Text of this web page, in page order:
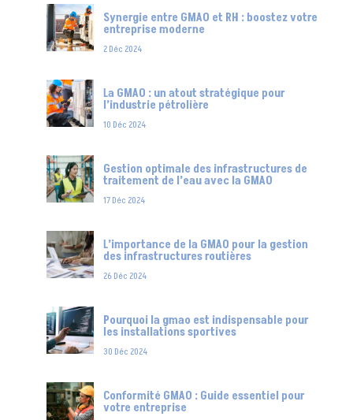
Synergie entre GMAO et RH : boostez votre
entreprise moderne
2 Déc 2024
La GMAO : un atout stratégique pour
l’industrie pétrolière
10 Déc 2024
Gestion optimale des infrastructures de
traitement de l’eau avec la GMAO
17 Déc 2024
L’importance de la GMAO pour la gestion
des infrastructures routières
26 Déc 2024
Pourquoi la gmao est indispensable pour
les installations sportives
30 Déc 2024
Conformité GMAO : Guide essentiel pour
votre entreprise